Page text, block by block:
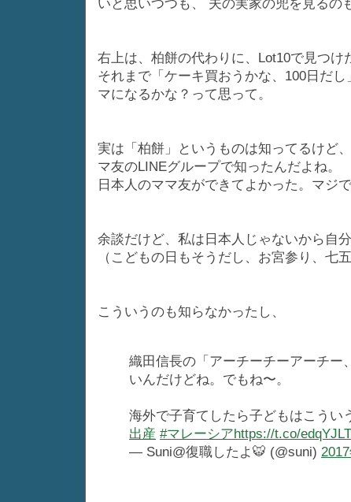
いと思いつつも、 夫の実家の兜を見るの
右上は、柏餅の代わりに、Lot10で見つけ
それまで「ケーキ買おうかな、100日だ
マになるかな？って思って。
実は「柏餅」というものは知ってるけど
マ友のLINEグループで知ったんだよね。
日本人のママ友ができてよかった。マジ
余談だけど、私は日本人じゃないから自
（こどもの日もそうだし、お宮参り、七
こういうのも知らなかったし、
織田信長の「アーチーチーアーチー
いんだけどね。でもね〜。
海外で子育てしたら子どもはこうい
出産 #マレーシアhttps://t.co/
— Suni@復職したよ🐯 (@suni)